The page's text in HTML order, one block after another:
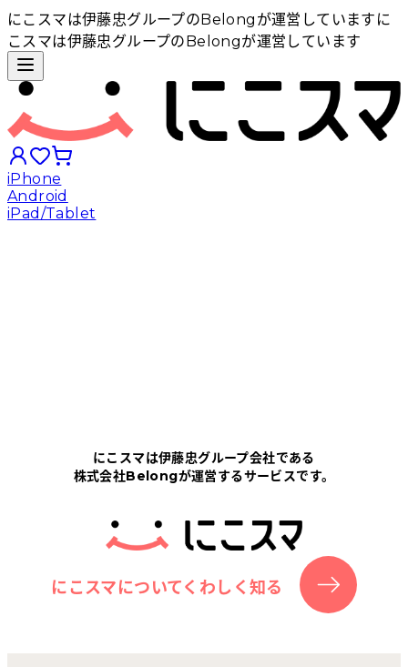
にこスマは伊藤忠グループのBelongが運営しています に
こスマは伊藤忠グループのBelongが運営しています
iPhone
Android
iPad/Tablet
にこスマについて
サポートセンター
お客さまの声
にこスマは伊藤忠グループ会社である
株式会社Belongが運営するサービスです。
にこスマについてくわしく知る